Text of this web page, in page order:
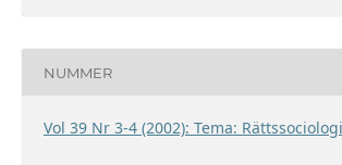
NUMMER
Vol 39 Nr 3-4 (2002): Tema: Rättssociologi